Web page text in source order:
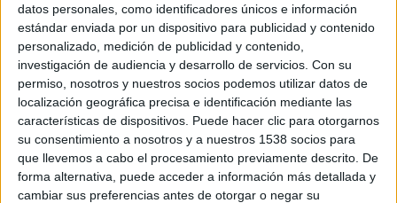
datos personales, como identificadores únicos e información
estándar enviada por un dispositivo para publicidad y contenido
personalizado, medición de publicidad y contenido,
investigación de audiencia y desarrollo de servicios. Con su
permiso, nosotros y nuestros socios podemos utilizar datos de
localización geográfica precisa e identificación mediante las
características de dispositivos. Puede hacer clic para otorgarnos
su consentimiento a nosotros y a nuestros 1538 socios para
que llevemos a cabo el procesamiento previamente descrito. De
forma alternativa, puede acceder a información más detallada y
cambiar sus preferencias antes de otorgar o negar su
ImprimirEnvia
a
un
amic
PDF